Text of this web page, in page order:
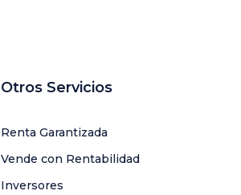
Otros Servicios
Renta Garantizada
Vende con Rentabilidad
Inversores